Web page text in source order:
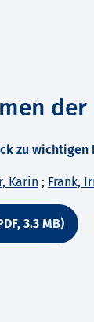
zu
Karin ; Frank,
3.3 MB)